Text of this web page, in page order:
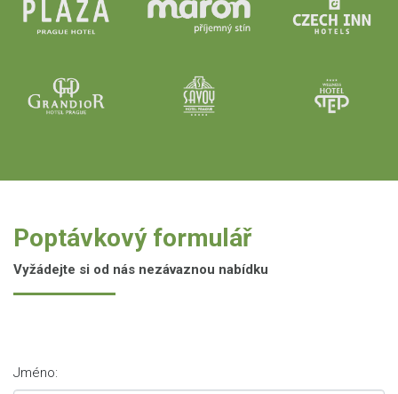
Poptávkový formulář
Vyžádejte si od nás nezávaznou nabídku
Jméno: